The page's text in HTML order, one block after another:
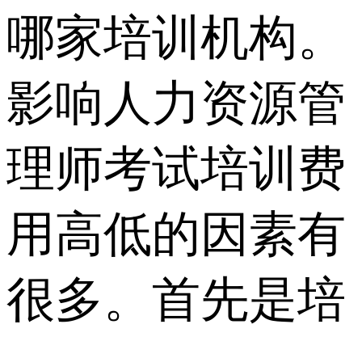
哪家培训机构。
影响人力资源管
理师考试培训费
用高低的因素有
很多。首先是培